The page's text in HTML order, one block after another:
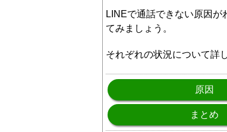
LINEで通話できない原因
てみましょう。
それぞれの状況について詳
原因
まとめ